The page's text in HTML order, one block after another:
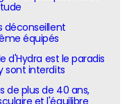
déconseillent
équipés
d'Hydra est le paradis
sont interdits
de plus de 40 ans,
et l'équilibre